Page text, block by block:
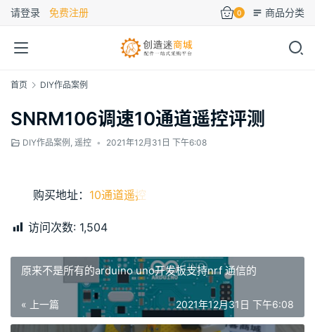
请登录 免费注册 0 商品分类
首页 DIY作品案例
SNRM106调速10通道遥控评测
DIY作品案例 , 遥控 • 2021年12月31日 下午6:08
购买地址： 10通道遥控
访问次数: 1,504
原来不是所有的arduino uno开发板支持nrf 通信的
« 上一篇 2021年12月31日 下午6:08